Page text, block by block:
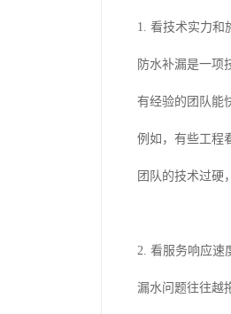
1. 看技术实力和
防水补漏是一项
有经验的团队能
例如，有些工程
团队的技术过硬
2. 看服务响应速
漏水问题往往越